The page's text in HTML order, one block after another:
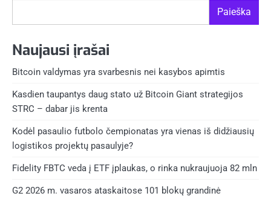
Paieška
Naujausi įrašai
Bitcoin valdymas yra svarbesnis nei kasybos apimtis
Kasdien taupantys daug stato už Bitcoin Giant strategijos
STRC – dabar jis krenta
Kodėl pasaulio futbolo čempionatas yra vienas iš didžiausių
logistikos projektų pasaulyje?
Fidelity FBTC veda į ETF įplaukas, o rinka nukraujuoja 82 mln
G2 2026 m. vasaros ataskaitose 101 blokų grandinė